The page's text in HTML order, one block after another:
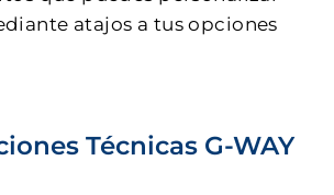
atajos a tus opciones
Técnicas G-WAY